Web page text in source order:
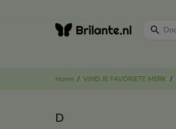
search
Home VIND JE FAVORIETE MERK
D